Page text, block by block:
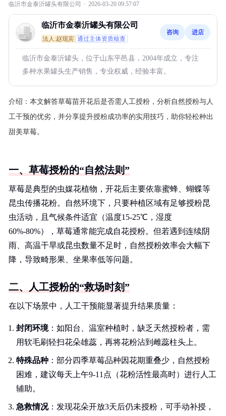
临沂市金泰沂罐头有限公司 · 2026-03-20 09:57:07
临沂市金泰沂罐头有限公司
法人:赵现宾 通过主体资质核查
咨询 进店
临沂市金泰沂罐头，位于山东平邑县，2004年成立，专注
多种水果罐头生产销售，专业权威，经验丰富。
介绍： 本文解答草莓苗开花后是否需人工授粉，分析自然授粉与人
工干预的优劣，并分享提升授粉成功率的实用技巧，助你轻松种出
甜美草莓。
一、草莓授粉的“自然法则”
草莓是典型的虫媒花植物，开花后主要依靠蜜蜂、蝴蝶等
昆虫传播花粉。自然环境下，只要种植区域有足够授粉昆
虫活动，且气候条件适宜（温度15-25℃，湿度
60%-80%），草莓通常能完成自花授粉。但若遇到连续阴
雨、高温干旱或昆虫数量不足时，自然授粉效率会大幅下
降，导致畸形果、坐果率低等问题。
二、人工授粉的“救场时刻”
在以下场景中，人工干预能显著提升结果质量：
封闭环境：如阳台、温室种植时，缺乏天然授粉者，需
用软毛刷轻扫花朵雄蕊，再将花粉沾到雌蕊柱头上。
特殊品种 ：部分四季草莓品种因花期重叠少，自然授粉
困难，建议每天上午9-11点（花粉活性最高时）进行人工
辅助。
急救情况：发现花朵开放3天后仍未授粉，可手动补授，